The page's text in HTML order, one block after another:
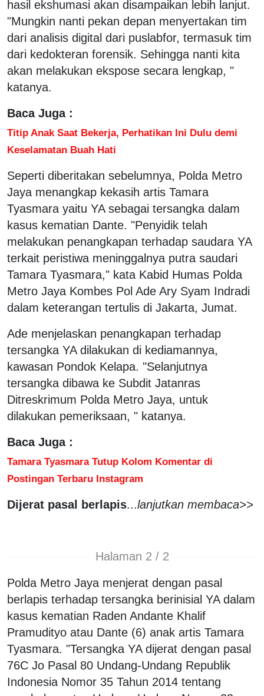
hasil ekshumasi akan disampaikan lebih lanjut.
"Mungkin nanti pekan depan menyertakan tim
dari analisis digital dari puslabfor, termasuk tim
dari kedokteran forensik. Sehingga nanti kita
akan melakukan ekspose secara lengkap, "
katanya.
Baca Juga :
Titip Anak Saat Bekerja, Perhatikan Ini Dulu demi
Keselamatan Buah Hati
Seperti diberitakan sebelumnya, Polda Metro
Jaya menangkap kekasih artis Tamara
Tyasmara yaitu YA sebagai tersangka dalam
kasus kematian Dante. "Penyidik telah
melakukan penangkapan terhadap saudara YA
terkait peristiwa meninggalnya putra saudari
Tamara Tyasmara," kata Kabid Humas Polda
Metro Jaya Kombes Pol Ade Ary Syam Indradi
dalam keterangan tertulis di Jakarta, Jumat.
Ade menjelaskan penangkapan terhadap
tersangka YA dilakukan di kediamannya,
kawasan Pondok Kelapa. "Selanjutnya
tersangka dibawa ke Subdit Jatanras
Ditreskrimum Polda Metro Jaya, untuk
dilakukan pemeriksaan, " katanya.
Baca Juga :
Tamara Tyasmara Tutup Kolom Komentar di
Postingan Terbaru Instagram
Dijerat pasal berlapis...lanjutkan membaca>>
Halaman 2 / 2
Polda Metro Jaya menjerat dengan pasal
berlapis terhadap tersangka berinisial YA dalam
kasus kematian Raden Andante Khalif
Pramudityo atau Dante (6) anak artis Tamara
Tyasmara. "Tersangka YA dijerat dengan pasal
76C Jo Pasal 80 Undang-Undang Republik
Indonesia Nomor 35 Tahun 2014 tentang